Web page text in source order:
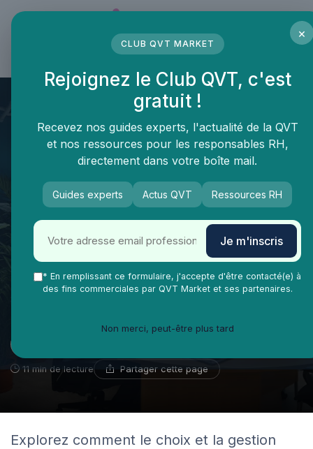
QVT Market
L’influence des couleurs dans
le management pour améliorer
11 min de lecture Partager cette page
Explorez comment le choix et la gestion
×
CLUB QVT MARKET
Rejoignez le Club QVT, c'est
gratuit !
Recevez nos guides experts, l'actualité de la QVT
et nos ressources pour les responsables RH,
directement dans votre boîte mail.
Guides experts Actus QVT Ressources RH
Je m'inscris
* En remplissant ce formulaire, j'accepte d'être contacté(e) à
des fins commerciales par QVT Market et ses partenaires.
Non merci, peut-être plus tard
Panneau de gestion des cookies